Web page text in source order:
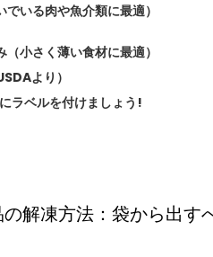
いる肉や魚介類に最適）
小さく薄い食材に最適）
より）
ラベルを付けましょう!
解凍方法：袋から出